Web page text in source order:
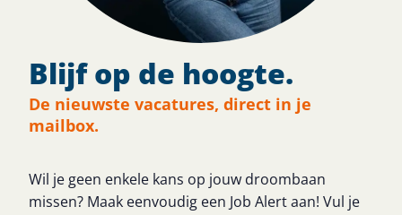
Blijf op de hoogte.
De nieuwste vacatures, direct in je
mailbox.
Wil je geen enkele kans op jouw droombaan
missen? Maak eenvoudig een Job Alert aan! Vul je